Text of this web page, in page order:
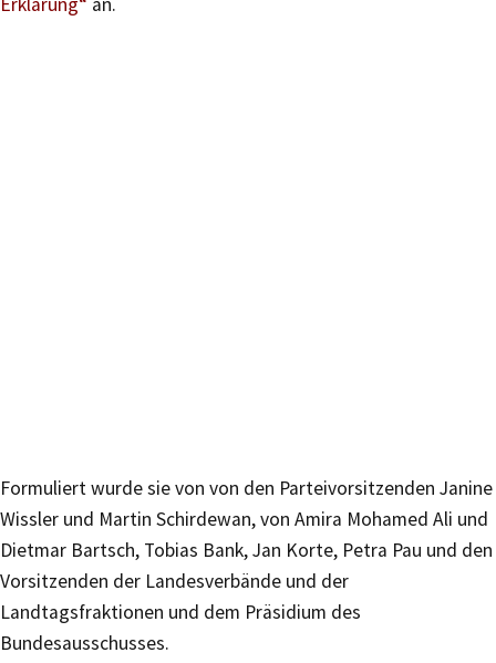
Formuliert wurde sie von von den Parteivorsitzenden Janine
Wissler und Martin Schirdewan, von Amira Mohamed Ali und
Dietmar Bartsch, Tobias Bank, Jan Korte, Petra Pau und den
Vorsitzenden der Landesverbände und der
Landtagsfraktionen und dem Präsidium des
Bundesausschusses.